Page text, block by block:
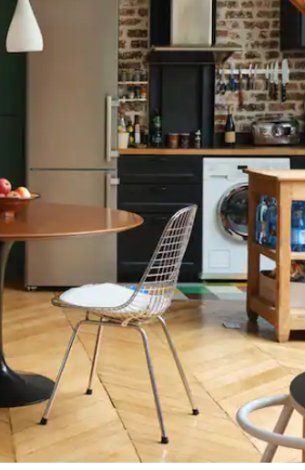
dokunarak ya da kaydırma hareketleriyle